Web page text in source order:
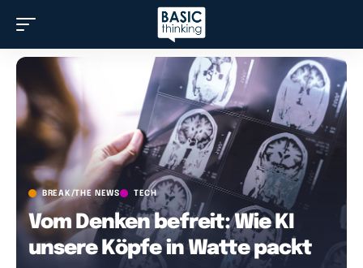
BREAK/THE NEWS TECH
Vom Denken befreit: Wie KI
unsere Köpfe in Watte packt